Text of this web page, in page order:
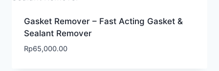
Gasket Remover – Fast Acting Gasket &
Sealant Remover
Rp65,000.00